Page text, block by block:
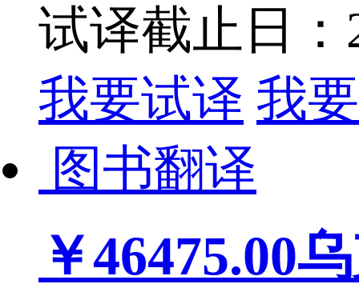
试译截止日：
我要试译 我
图书翻译
￥46475.00